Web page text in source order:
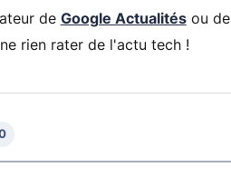
de Google Actualitésou de
rien rater de l'actu tech !